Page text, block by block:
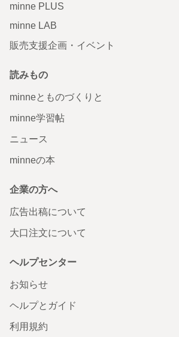
minne PLUS
minne LAB
販売支援企画・イベント
読みもの
minneとものづくりと
minne学習帖
ニュース
minneの本
企業の方へ
広告出稿について
大口注文について
ヘルプセンター
お知らせ
ヘルプとガイド
利用規約